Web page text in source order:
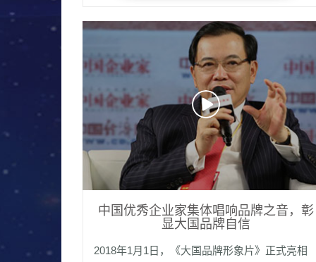
中国优秀企业家集体唱响品牌之音，彰
显大国品牌自信
2018年1月1日，《大国品牌形象片》正式亮相